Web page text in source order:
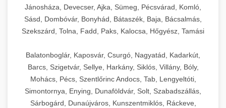
Jánosháza, Devecser, Ajka, Sümeg, Pécsvárad, Komló,
Sásd, Dombóvár, Bonyhád, Bátaszék, Baja, Bácsalmás,
Szekszárd, Tolna, Fadd, Paks, Kalocsa, Hőgyész, Tamási
Balatonboglár, Kaposvár, Csurgó, Nagyatád, Kadarkút,
Barcs, Szigetvár, Sellye, Harkány, Siklós, Villány, Bóly,
Mohács, Pécs, Szentlőrinc Andocs, Tab, Lengyeltóti,
Simontornya, Enying, Dunaföldvár, Solt, Szabadszállás,
Sárbogárd, Dunaújváros, Kunszentmiklós, Ráckeve,